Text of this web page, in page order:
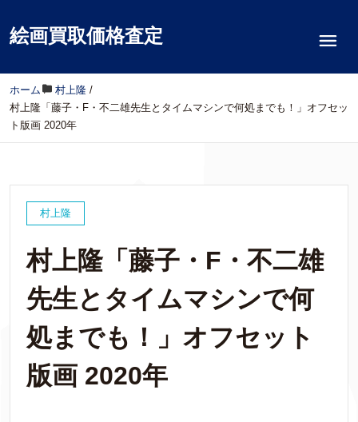
絵画買取価格査定
ホーム / 村上隆 /
村上隆「藤子・F・不二雄先生とタイムマシンで何処までも！」オフセッ
ト版画 2020年
村上隆
村上隆「藤子・F・不二雄
先生とタイムマシンで何
処までも！」オフセット
版画 2020年